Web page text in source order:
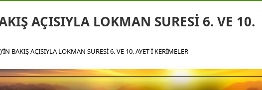
AÇISIYLA LOKMAN SURESİ 6. VE 10.
BAKIŞ AÇISIYLA LOKMAN SURESİ 6. VE 10. AYET-İ KERİMELER